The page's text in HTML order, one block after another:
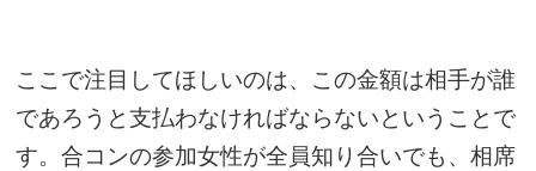
ここで注目してほしいのは、この金額は相手が誰
であろうと支払わなければならないということで
す。合コンの参加女性が全員知り合いでも、相席